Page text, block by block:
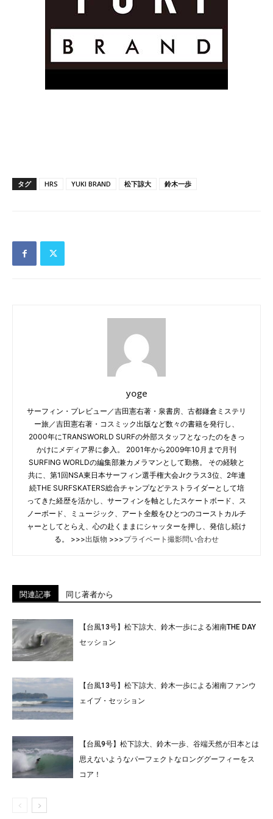
タグ HRS YUKI BRAND 松下諒大 鈴木一歩
yoge
サーフィン・プレビュー／吉田憲右著・泉書房、古都鎌倉ミステリ
ー旅／吉田憲右著・コスミック出版など数々の書籍を発行し、
2000年にTRANSWORLD SURFの外部スタッフとなったのをきっ
かけにメディア界に参入。 2001年から2009年10月まで月刊
SURFING WORLDの編集部兼カメラマンとして勤務。 その経験と
共に、第1回NSA東日本サーフィン選手権大会Jrクラス3位、2年連
続THE SURFSKATERS総合チャンプなどテストライダーとして培
ってきた経歴を活かし、サーフィンを軸としたスケートボード、ス
ノーボード、ミュージック、アート全般をひとつのコーストカルチ
ャーとしてとらえ、心の赴くままにシャッターを押し、発信し続け
る。 >>>出版物 >>>プライベート撮影問い合わせ
関連記事 同じ著者から
【台風13号】松下諒大、鈴木一歩による湘南THE DAY
セッション
【台風13号】松下諒大、鈴木一歩による湘南ファンウ
ェイブ・セッション
【台風9号】松下諒大、鈴木一歩、谷端天然が日本とは
思えないようなパーフェクトなロンググーフィーをス
コア！